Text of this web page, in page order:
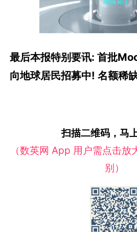
最后本报特别要讯: 首批
向地球居民招募中! 名额稀
扫描二维码，马
（数英网 App 用户需点击
别）